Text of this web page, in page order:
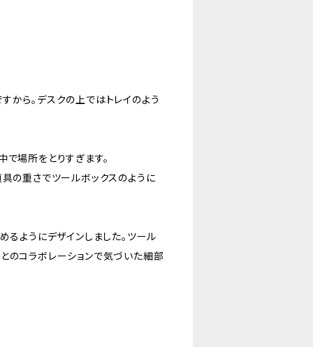
から。デスクの上ではトレイのよう
で場所をとりすぎます。
の重さでツールボックスのように
るようにデザインしました。ツール
のコラボレーションで気づいた細部